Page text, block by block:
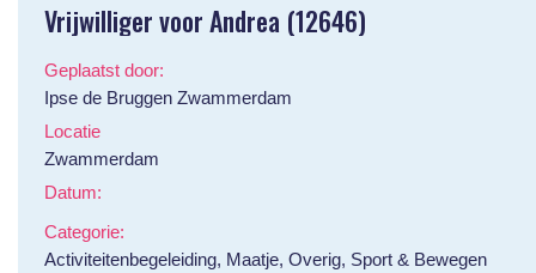
Vrijwilliger voor Andrea (12646)
Geplaatst door:
Ipse de Bruggen Zwammerdam
Locatie
Zwammerdam
Datum:
Categorie:
Activiteitenbegeleiding, Maatje, Overig, Sport & Bewegen